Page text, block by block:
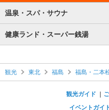
温泉・スパ・サウナ
健康ランド・スーパー銭湯
観光 東北 福島 福島・二本
観光ガイド
イベントガイ